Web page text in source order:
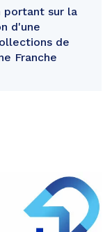
portant sur la
d'une
de
Franche